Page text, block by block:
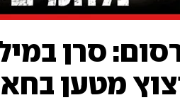
סרן
מטען